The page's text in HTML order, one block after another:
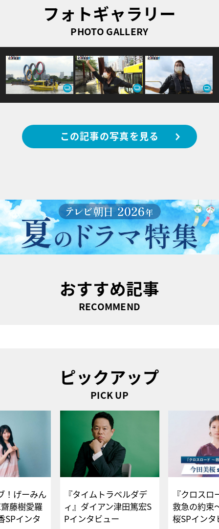
フォトギャラリー
PHOTO GALLERY
この記事の写真を見る
おすすめ記事
RECOMMEND
ピックアップ
PICK UP
！げーみん
藤樹愛羅
SPインタ
『タイムトラベルダデ
ィ』ダイアン津田篤宏S
Pインタビュー
『クロス
救急の約束
桜SPイ